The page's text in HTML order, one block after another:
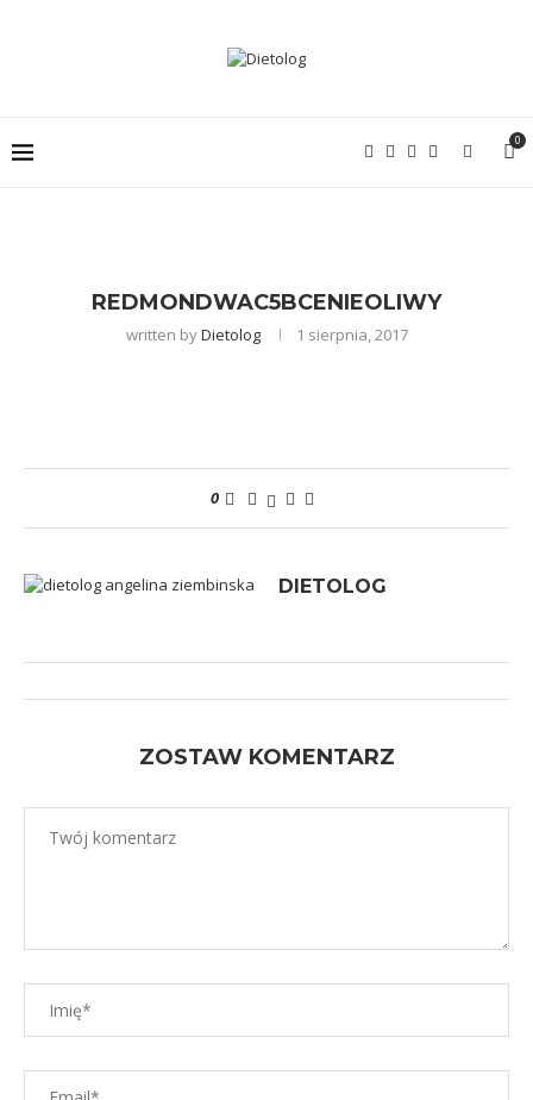
0
REDMONDWAC5BCENIEOLIWY
written byDietolog 1 sierpnia, 2017
0
DIETOLOG
ZOSTAW KOMENTARZ